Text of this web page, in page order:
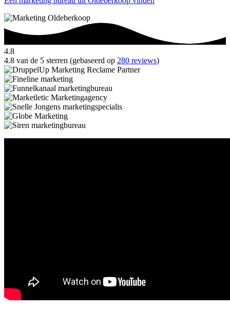
4.8
4.8 van de 5 sterren (gebaseerd op 280 reviews)